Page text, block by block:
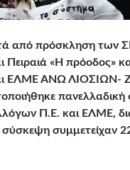
από πρόσκληση των
Πειραιά «Η πρόοδος»
ΕΛΜΕ ΑΝΩ ΛΙΟΣΙΩΝ-
πανελλαδική
Π.Ε. και ΕΛΜΕ,
σύσκεψη συμμετείχαν